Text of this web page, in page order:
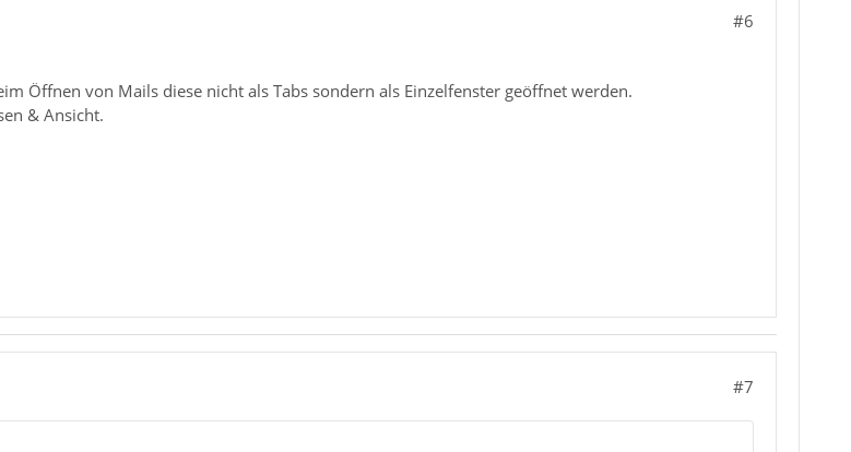
#6
Öffnen von Mails diese nicht als Tabs sondern als Einzelfenster geöffnet werden.
& Ansicht.
#7